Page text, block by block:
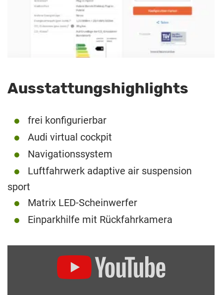
Ausstattungshighlights
frei konfigurierbar
Audi virtual cockpit
Navigationssystem
Luftfahrwerk adaptive air suspension
sport
Matrix LED-Scheinwerfer
Einparkhilfe mit Rückfahrkamera